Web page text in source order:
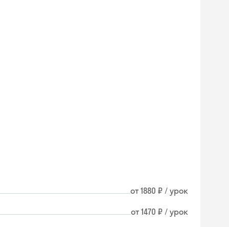
от 1880 ₽ / урок
от 1470 ₽ / урок